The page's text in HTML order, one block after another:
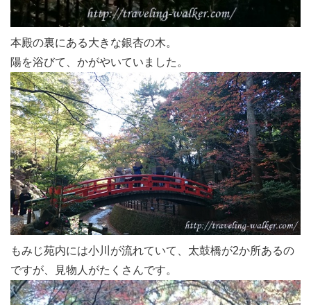
本殿の裏にある大きな銀杏の木。
陽を浴びて、かがやいていました。
もみじ苑内には小川が流れていて、太鼓橋が2か所あるの
ですが、見物人がたくさんです。